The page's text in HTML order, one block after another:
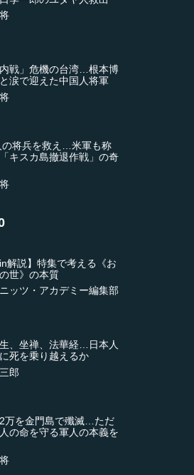
内戦」危機の台湾…根本博
涙で迎えた中国人将軍
の将兵を救え…米軍も称
キスカ島撤退作戦」の奇
解説】特集で考える《お
世》の本質
ッツ・アカデミー編集部
、坐禅、法華経…日本人
死を乗り越えるか
郎
万を金門島で殲滅…ただ
の命を守る軍人の本義を